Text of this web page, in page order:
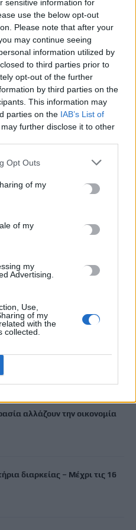
sensitive information for
use the below opt-out
Please note that after your
may continue seeing
information utilized by
to third parties prior to
opt-out of the further
by third parties on the
This information may
parties on the IAB’s List of
further disclose it to other
Opt Outs
of my
of my
my
Advertising.
Use,
of my
with the
collected.
Μιχαηλίδου για
και Γιάνη
Μεσαράς:
ότι βίαζε
8 Ιανουαρίου, 2026
τοCRETA24
αλλάζουν την οικονομία
διαρκείας – Μέχρι τις 16